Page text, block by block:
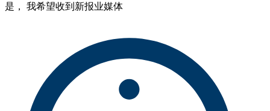
是， 我希望收到新报业媒体